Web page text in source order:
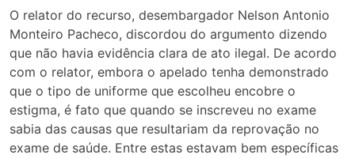
O relator do recurso, desembargador Nelson Antonio
Monteiro Pacheco, discordou do argumento dizendo
que não havia evidência clara de ato ilegal. De acordo
com o relator, embora o apelado tenha demonstrado
que o tipo de uniforme que escolheu encobre o
estigma, é fato que quando se inscreveu no exame
sabia das causas que resultariam da reprovação no
exame de saúde. Entre estas estavam bem específicas